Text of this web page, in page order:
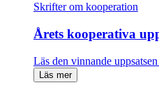
Skrifter om kooperation
Årets kooperativa
Läs den vinnande
Läs mer